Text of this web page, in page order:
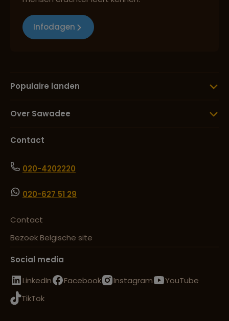
Infodagen
Populaire landen
Over Sawadee
Contact
020-4202220
020-627 51 29
Contact
Bezoek Belgische site
Social media
LinkedIn
Facebook Instagram
YouTube
TikTok